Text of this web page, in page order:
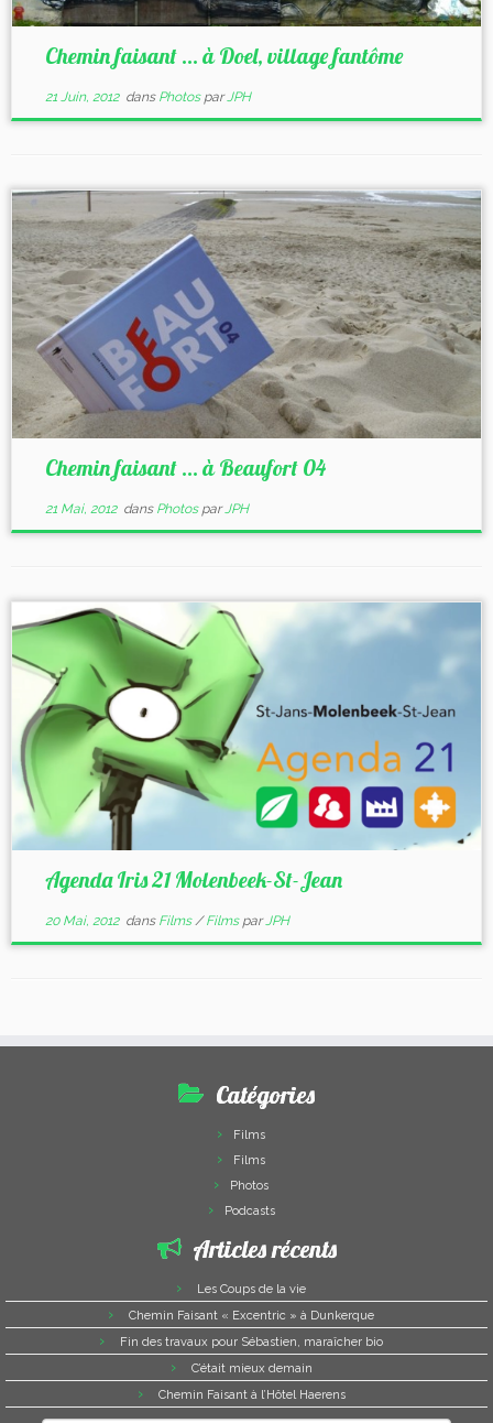
Chemin faisant … à Doel, village fantôme
21 Juin, 2012dans Photos parJPH
Chemin faisant … à Beaufort 04
21 Mai, 2012dans Photos parJPH
Agenda Iris 21 Molenbeek-St-Jean
20 Mai, 2012dans Films/Films parJPH
Catégories
Films
Films
Photos
Podcasts
Articles récents
Les Coups de la vie
Chemin Faisant « Excentric » à Dunkerque
Fin des travaux pour Sébastien, maraîcher bio
C’était mieux demain
Chemin Faisant à l’Hôtel Haerens